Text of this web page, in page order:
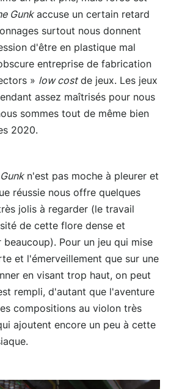
Gunkaccuse un certain retard
surtout nous donnent
d'être en plastique mal
entreprise de fabrication
» low costde jeux. Les jeux
assez maîtrisés pour nous
sommes tout de même bien
2020.
n'est pas moche à pleurer et
réussie nous offre quelques
jolis à regarder (le travail
de cette flore dense et
Pour un jeu qui mise
et l'émerveillement que sur une
en visant trop haut, on peut
rempli, d'autant que l'aventure
compositions au violon très
ajoutent encore un peu à cette